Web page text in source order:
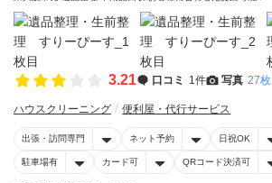
3.21 口コミ 1件 写真 27枚
ハウスクリーニング 便利屋・代行サービス
出張・訪問専門 ネット予約 日祝OK
駐車場有 カード可 QRコード決済可